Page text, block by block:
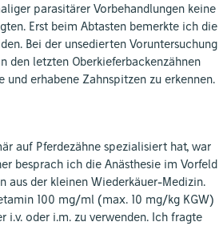
parasitärer Vorbehandlungen keine
Erst beim Abtasten bemerkte ich die
Bei der unsedierten Voruntersuchung
den letzten Oberkieferbackenzähnen
und erhabene Zahnspitzen zu erkennen.
auf Pferdezähne spezialisiert hat, war
besprach ich die Anästhesie im Vorfeld
aus der kleinen Wiederkäuer-Medizin.
100 mg/ml (max. 10 mg/kg KGW)
i.v. oder i.m. zu verwenden. Ich fragte